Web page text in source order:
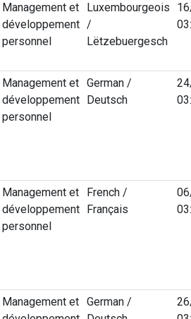
Management et
développement
personnel
Luxembourgeois
/
Lëtzebuergesch
Management et
développement
personnel
German /
Deutsch
Management et
développement
personnel
French /
Français
Management et German /